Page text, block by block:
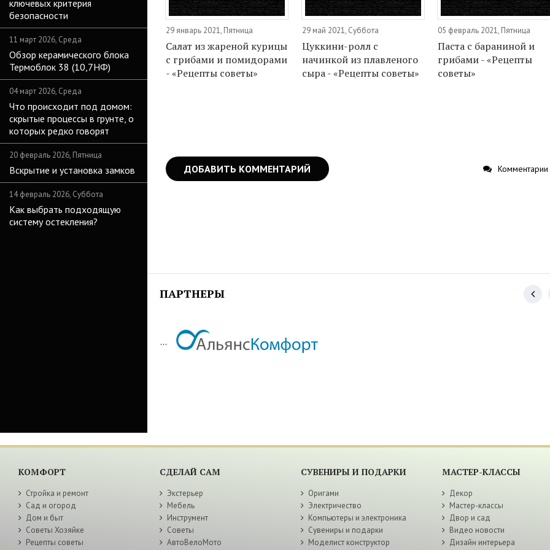
ключевых критерия
безопасности
11 март 2026, Среда
Обзор керамического блока
Термоблок 38 (10,7НФ)
04 март 2026, Среда
Что происходит под домом:
скрытые процессы в грунте, о
которых редко говорят
20 февраль 2026, Пятница
Вскрытие и установка замков
14 февраль 2026, Суббота
Как выбрать подходящую
систему остекления?
29 январь 2021, Пятница
Салат из жареной курицы
с грибами и помидорами
- «Рецепты советы»
29 май 2021, Суббота
Цуккини-ролл с
начинкой из плавленого
сыра - «Рецепты советы»
05 февраль 2021, Пятница
Паста с бараниной и
грибами - «Рецепты
советы»
ДОБАВИТЬ КОММЕНТАРИЙ Комментарии
ПАРТНЕРЫ
...
КОМФОРТ
Стройка и ремонт
Сад и огород
Дом и быт
Советы Хозяйке
Рецепты советы
СДЕЛАЙ САМ
Экстерьер
Мебель
Инструмент
Советы
АвтоВелоМото
СУВЕНИРЫ И ПОДАРКИ
Оригами
Электричество
Компьютеры и электроника
Сувениры и подарки
Моделист конструктор
МАСТЕР-КЛАССЫ
Декор
Мастер-классы
Двор и сад
Видео новости
Дизайн интерьера